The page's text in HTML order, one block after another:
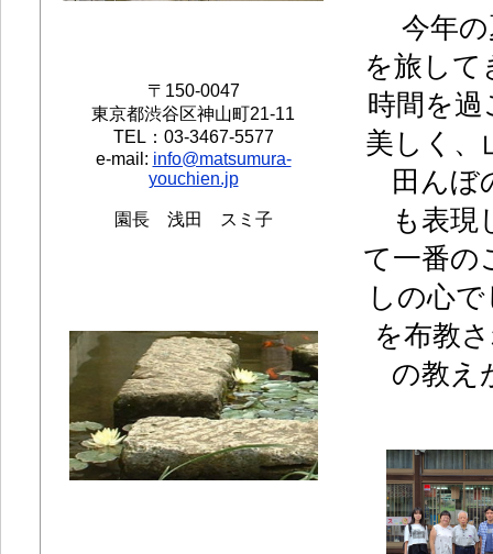
今年の
を旅して
時間を
美しく、
田んぼ
も表現
て一番の
しの心
を布教
の教え
〒150-0047
東京都渋谷区神山町21-11
TEL：03-3467-5577
e-mail: info@matsumura-
youchien.jp
園長 浅田 スミ子